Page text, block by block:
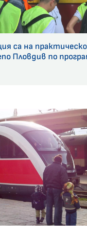
са на
Пловдив по